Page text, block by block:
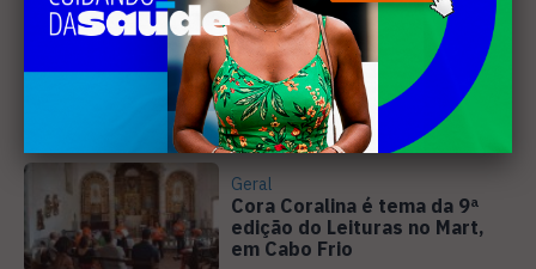
CINEMA
Curta-metragem gravado em
Búzios é selecionado para o
Festival de Cinema de
Campos
Geral
Cora Coralina é tema da 9ª
edição do Leituras no Mart,
em Cabo Frio